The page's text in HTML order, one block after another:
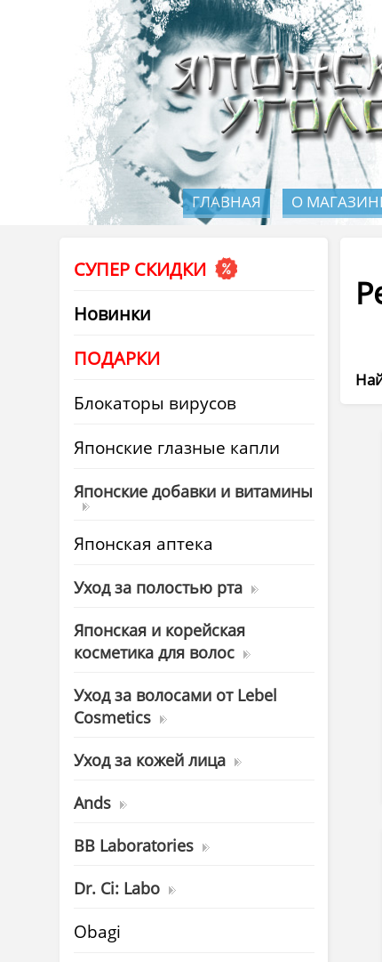
ГЛАВНАЯ О
СУПЕР СКИДКИ
Новинки
ПОДАРКИ
Блокаторы вирусов
Японские глазные капли
Японские добавки и витамины
Японская аптека
Уход за полостью рта
Японская и корейская
косметика для волос
Уход за волосами от Lebel
Cosmetics
Уход за кожей лица
Ands
BB Laboratories
Dr. Ci: Labo
Obagi